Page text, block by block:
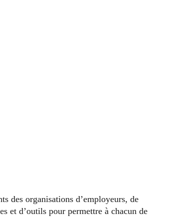
des organisations d’employeurs, de
et d’outils pour permettre à chacun de